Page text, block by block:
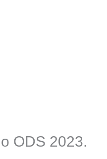
ODS 2023.